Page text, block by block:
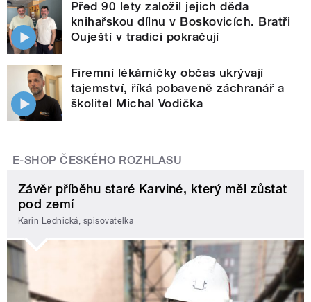
Před 90 lety založil jejich děda
knihařskou dílnu v Boskovicích. Bratři
Ouještí v tradici pokračují
Firemní lékárničky občas ukrývají
tajemství, říká pobaveně záchranář a
školitel Michal Vodička
E-SHOP ČESKÉHO ROZHLASU
Závěr příběhu staré Karviné, který měl zůstat
pod zemí
Karin Lednická, spisovatelka